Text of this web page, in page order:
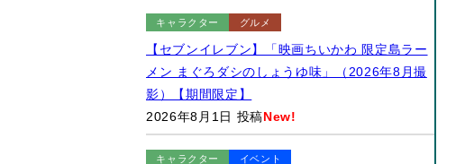
キャラクター グルメ
【セブンイレブン】「映画ちいかわ 限定島ラー
メン まぐろダシのしょうゆ味」（2026年8月撮
影）【期間限定】
2026年8月1日 投稿New!
キャラクター イベント